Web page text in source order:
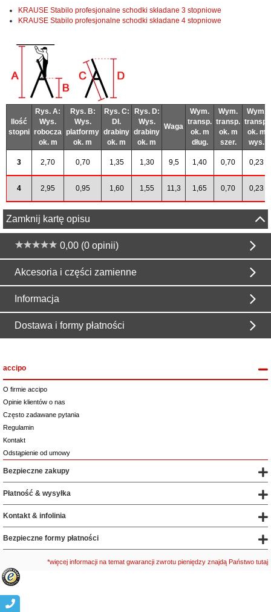
KRAUSE Stabilo profesjonalne schodki składane 3 stopniowe
KRAUSE Stabilo profesjonalne schodki składane 4 stopniowe
Ilość
stopni
Rys. A:
Wys.
robocza
ok. m
Rys. B:
Wys.
platformy
ok. m
Rys. C:
Dł.
drabiny
ok. m
Rys. D:
Wys.
drabiny
ok. m
Waga
Wym.
transp.
ok. m
dług.
Wym.
transp.
ok. m
szer.
Wym.
transp.
ok. m
wys.
3 2,70 0,70 1,35 1,30 9,5 1,40 0,70 0,23
4 2,95 0,95 1,60 1,55 11,3 1,65 0,70 0,23
Zamknij kartę opisu
0,00 (0 opinii)
Akcesoria i części zamienne
Informacja
Dostawa i formy płatności
accipo
O firmie accipo
Opinie klientów o nas
Często zadawane pytania
Regulamin
Kontakt
Odstąpienie od umowy
Bezpieczne zakupy
Płatność & wysyłka
Kontakt & infolinia
Bezpieczne formy płatności
*więcej informacji na temat gwarancji zwrotu pieniędzy znajdą Państwo tutaj